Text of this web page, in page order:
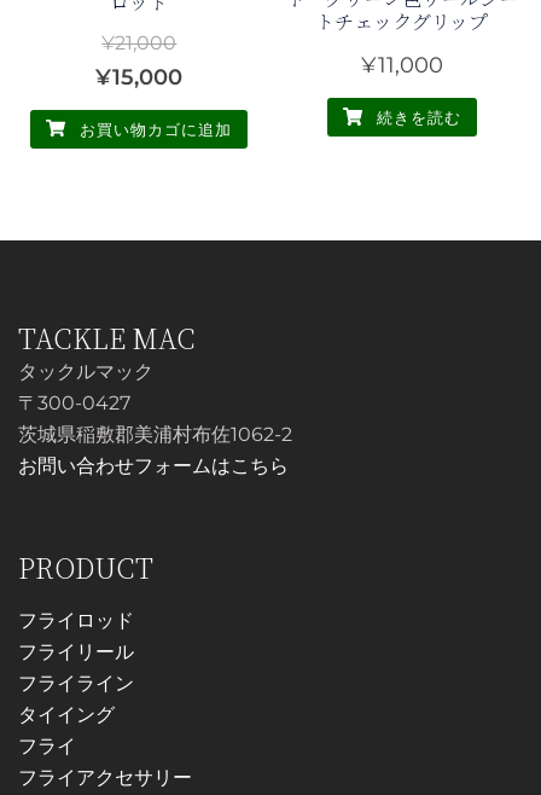
¥21,000
元
の
価
し
た。
¥15,000現
在
の
で
お買い物カゴに追加
トチェックグリップ
¥11,000
続きを読む
TACKLE MAC
タックルマック
〒300-0427
茨城県稲敷郡美浦村布佐1062-2
お問い合わせフォームはこちら
PRODUCT
フライロッド
フライリール
フライライン
タイイング
フライ
フライアクセサリー